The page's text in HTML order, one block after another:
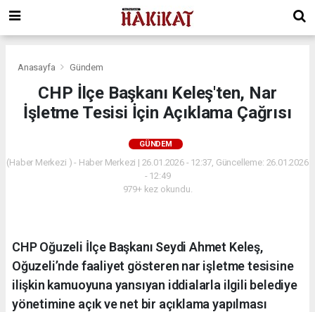
Anasayfa Gündem
CHP İlçe Başkanı Keleş'ten, Nar
İşletme Tesisi İçin Açıklama Çağrısı
GÜNDEM
(Haber Merkezi ) - Haber Merkezi | 26.01.2026 - 12:37, Güncelleme: 26.01.2026
- 12:49
979+ kez okundu.
CHP Oğuzeli İlçe Başkanı Seydi Ahmet Keleş,
Oğuzeli’nde faaliyet gösteren nar işletme tesisine
ilişkin kamuoyuna yansıyan iddialarla ilgili belediye
yönetimine açık ve net bir açıklama yapılması